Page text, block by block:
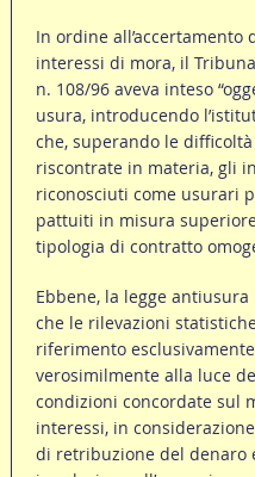
In ordine all’accertamento
interessi di mora, il
n. 108/96 aveva inteso
usura, introducendo
che, superando le
riscontrate in materia, gli
riconosciuti come usurari
pattuiti in misura
tipologia di contratto
Ebbene, la legge
che le rilevazioni
riferimento
verosimilmente alla luce
condizioni concordate sul
interessi, in
di retribuzione del denaro